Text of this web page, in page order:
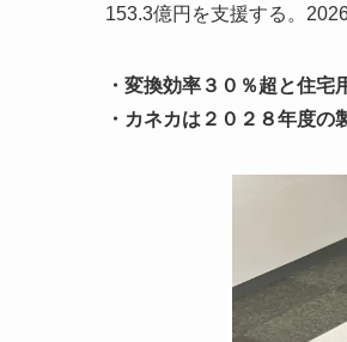
153.3億円を支援する。
・変換効率３０％超と住
・カネカは２０２８年度の